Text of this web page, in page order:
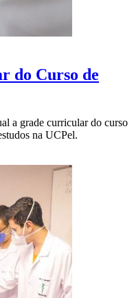
do Curso de
a grade curricular do curso
na UCPel.